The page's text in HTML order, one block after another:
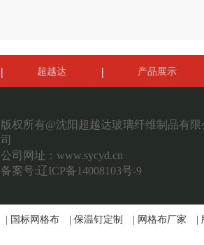
超越达 产品展示
版权所有@沈阳超越达玻璃纤维制品有限
司
公司网址： www.sycyd.cn
备案号:辽ICP备14008103号-9
国标网格布 保温钉定制 网格布厂家 |